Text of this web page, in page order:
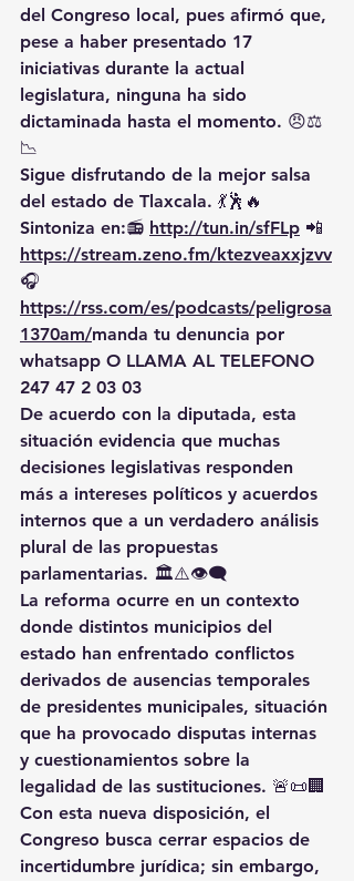
del Congreso local, pues afirmó que,
pese a haber presentado 17
iniciativas durante la actual
legislatura, ninguna ha sido
dictaminada hasta el momento. 😠⚖️
📉
Sigue disfrutando de la mejor salsa
del estado de Tlaxcala. 💃🕺🔥
Sintoniza en:📻 http://tun.in/sfFLp 📲
https://stream.zeno.fm/ktezveaxxjzvv
🎧
https://rss.com/es/podcasts/peligrosa
1370am/manda tu denuncia por
whatsapp O LLAMA AL TELEFONO
247 47 2 03 03
De acuerdo con la diputada, esta
situación evidencia que muchas
decisiones legislativas responden
más a intereses políticos y acuerdos
internos que a un verdadero análisis
plural de las propuestas
parlamentarias. 🏛️⚠️👁️‍🗨️
La reforma ocurre en un contexto
donde distintos municipios del
estado han enfrentado conflictos
derivados de ausencias temporales
de presidentes municipales, situación
que ha provocado disputas internas
y cuestionamientos sobre la
legalidad de las sustituciones. 🚨📜🏢
Con esta nueva disposición, el
Congreso busca cerrar espacios de
incertidumbre jurídica; sin embargo,